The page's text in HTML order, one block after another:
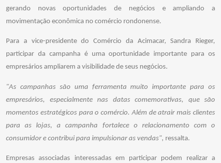
gerando novas oportunidades de negócios e ampliando a
movimentação econômica no comércio rondonense.
Para a vice-presidente do Comércio da Acimacar, Sandra Rieger,
participar da campanha é uma oportunidade importante para os
empresários ampliarem a visibilidade de seus negócios.
"As campanhas são uma ferramenta muito importante para os
empresários, especialmente nas datas comemorativas, que são
momentos estratégicos para o comércio. Além de atrair mais clientes
para as lojas, a campanha fortalece o relacionamento com o
consumidor e contribui para impulsionar as vendas", ressalta.
Empresas associadas interessadas em participar podem realizar a